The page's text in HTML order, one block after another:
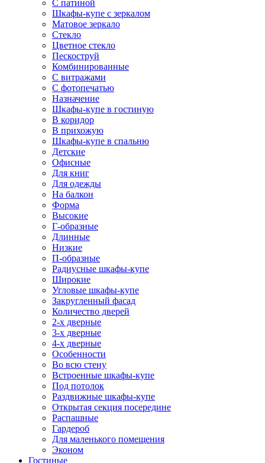
С патиной
Шкафы-купе с зеркалом
Матовое зеркало
Стекло
Цветное стекло
Пескоструй
Комбинированные
С витражами
С фотопечатью
Назначение
Шкафы-купе в гостиную
В коридор
В прихожую
Шкафы-купе в спальню
Детские
Офисные
Для книг
Для одежды
На балкон
Форма
Высокие
Г-образные
Длинные
Низкие
П-образные
Радиусные шкафы-купе
Широкие
Угловые шкафы-купе
Закругленный фасад
Количество дверей
2-х дверные
3-х дверные
4-х дверные
Особенности
Во всю стену
Встроенные шкафы-купе
Под потолок
Раздвижные шкафы-купе
Открытая секция посередине
Распашные
Гардероб
Для маленького помещения
Эконом
Гостиные